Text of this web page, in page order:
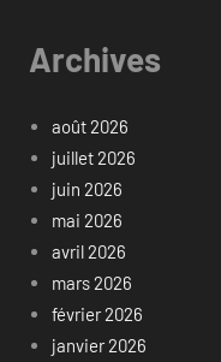
Archives
août 2026
juillet 2026
juin 2026
mai 2026
avril 2026
mars 2026
février 2026
janvier 2026